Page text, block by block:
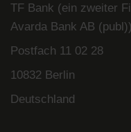
TF Bank (ein zweiter
Avarda Bank AB (publ
Postfach 11 02 28
10832 Berlin
Deutschland